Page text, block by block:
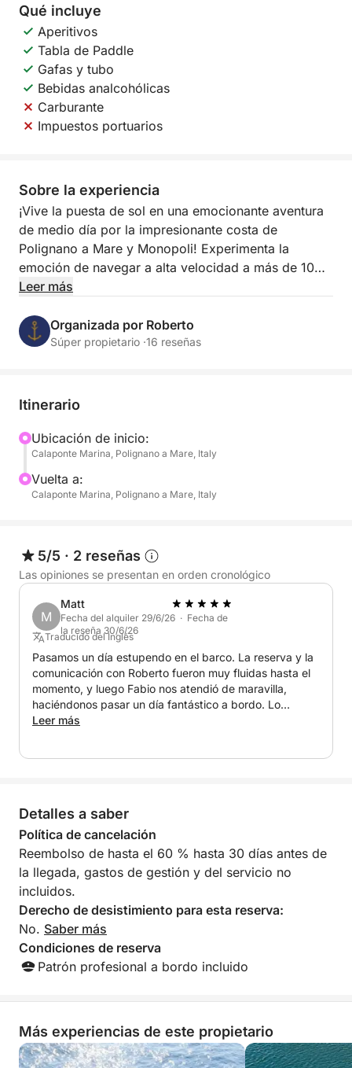
Qué incluye
Aperitivos
Tabla de Paddle
Gafas y tubo
Bebidas analcohólicas
Carburante
Impuestos portuarios
Sobre la experiencia
¡Vive la puesta de sol en una emocionante aventura
de medio día por la impresionante costa de
Polignano a Mare y Monopoli! Experimenta la
emoción de navegar a alta velocidad a más de 10
nudos mientras navegas por las aguas cristalinas de
la puesta de sol en un resplandor de color.
marinos y espectaculares cuevas marinas.
Costa Sur: Descubre calas recónditas, una vibrante
vida marina y cuevas ocultas, todo bañado por la
Haz pausas durante el camino para nadar, hacer
snorkel y probar el Stand Up Paddle (SUP), perfecto
para una experiencia divertida y refrescante en el
agua. Y para que el momento sea aún más dulce,
disfruta de un delicioso aperitivo a bordo con:
- Aperitivos: Taralli, patatas fritas y aceitunas
- Bebidas: Agua, Coca-Cola, refresco de naranja y
prosecco
comodidad, con:
- Capitán y combustible incluidos en el precio
Por qué te encantará:
- Recorrido a alta velocidad y lleno de adrenalina a
más de 10 nudos
- Impresionantes vistas del atardecer en la costa
- Actividades como SUP, snorkel y natación
- Relájate con un aperitivo al atardecer
- Perfecto para amantes de la naturaleza y los
Extras:
- Tasas portuarias no incluidas: 10 € por persona
- Capitán y combustible incluidos
Leer más
Organizada por Roberto
Súper propietario ·16 reseñas
Itinerario
Ubicación de inicio:
Calaponte Marina, Polignano a Mare, Italy
Vuelta a:
Calaponte Marina, Polignano a Mare, Italy
5/5 · 2 reseñas
Las opiniones se presentan en orden cronológico
M
Matt
Fecha del alquiler 29/6/26 · Fecha de
la reseña 30/6/26
Traducido del Inglés
Pasamos un día estupendo en el barco. La reserva y la
comunicación con Roberto fueron muy fluidas hasta el
momento, y luego Fabio nos atendió de maravilla,
haciéndonos pasar un día fantástico a bordo. Lo
recomiendo encarecidamente.
Leer más
Detalles a saber
Política de cancelación
Reembolso de hasta el 60 % hasta 30 días antes de
la llegada, gastos de gestión y del servicio no
incluidos.
Derecho de desistimiento para esta reserva:
No. Saber más
Condiciones de reserva
Patrón profesional a bordo incluido
Más experiencias de este propietario